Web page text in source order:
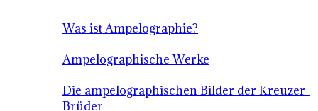
Was ist Ampelographie?
Ampelographische Werke
Die ampelographischen Bilder der Kreuzer-
Brüder